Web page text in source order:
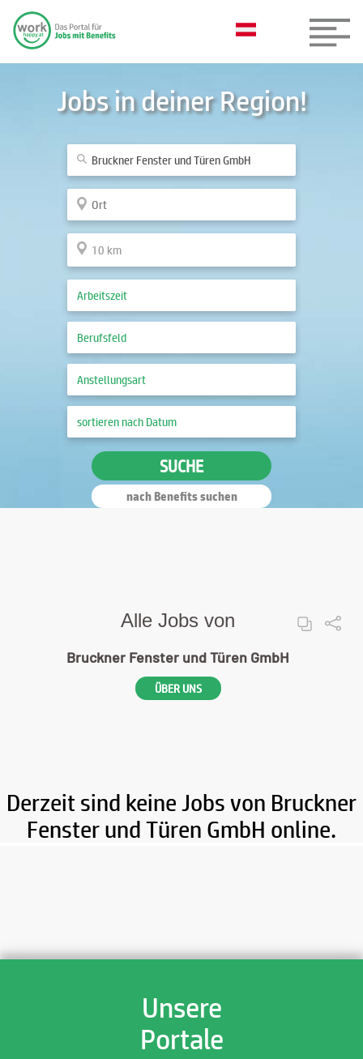
Jobs in deiner Region!
SUCHE
nach Benefits suchen
Alle Jobs von
Bruckner Fenster und Türen GmbH
ÜBER UNS
Derzeit sind keine Jobs von Bruckner
Fenster und Türen GmbH online.
Unsere
Portale